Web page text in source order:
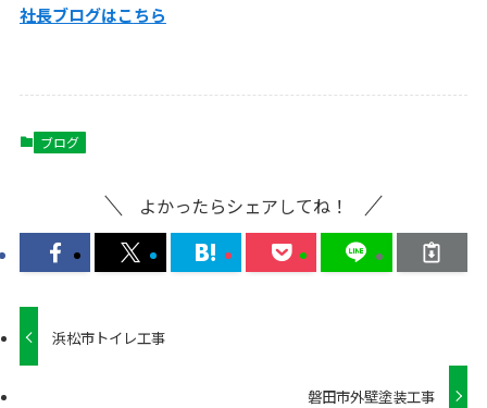
社長ブログはこちら
ブログ
よかったらシェアしてね！
浜松市トイレ工事
磐田市外壁塗装工事